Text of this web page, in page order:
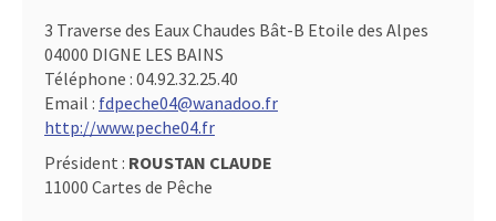
3 Traverse des Eaux Chaudes Bât-B Etoile des Alpes
04000 DIGNE LES BAINS
Téléphone : 04.92.32.25.40
Email : fdpeche04@wanadoo.fr
http://www.peche04.fr
Président : ROUSTAN CLAUDE
11000 Cartes de Pêche